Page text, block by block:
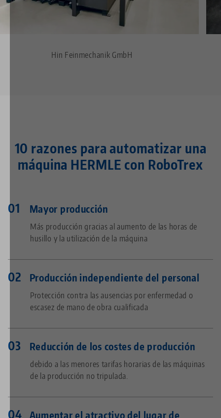
Hin Feinmechanik GmbH
10 razones para automatizar una
máquina HERMLE con RoboTrex
Mayor producción
Más producción gracias al aumento de las horas de
husillo y la utilización de la máquina
Producción independiente del personal
Protección contra las ausencias por enfermedad o
escasez de mano de obra cualificada
Reducción de los costes de producción
debido a las menores tarifas horarias de las máquinas
de la producción no tripulada.
Aumentar el atractivo del lugar de